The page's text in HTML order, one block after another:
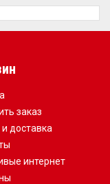
заказ
доставка
интернет